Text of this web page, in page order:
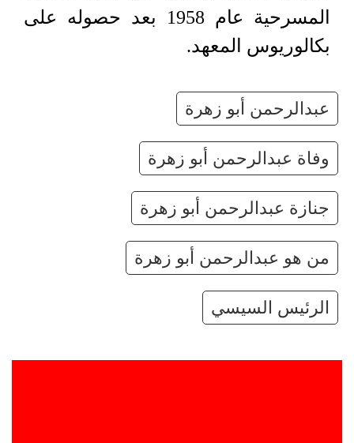
المسرحية عام 1958 بعد حصوله على
بكالوريوس المعهد.
عبدالرحمن أبو زهرة
وفاة عبدالرحمن أبو زهرة
جنازة عبدالرحمن أبو زهرة
من هو عبدالرحمن أبو زهرة
الرئيس السيسي